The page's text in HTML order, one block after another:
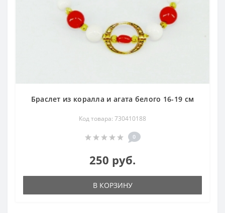
Браслет из коралла и агата белого 16-19 см
Код товара: 730410188
0
250 руб.
В КОРЗИНУ